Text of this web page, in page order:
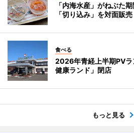
「内海水産」がねぶた
「切り込み」を対面販売
食べる
2026年青経上半期PVラ
健康ランド」閉店
もっと見る